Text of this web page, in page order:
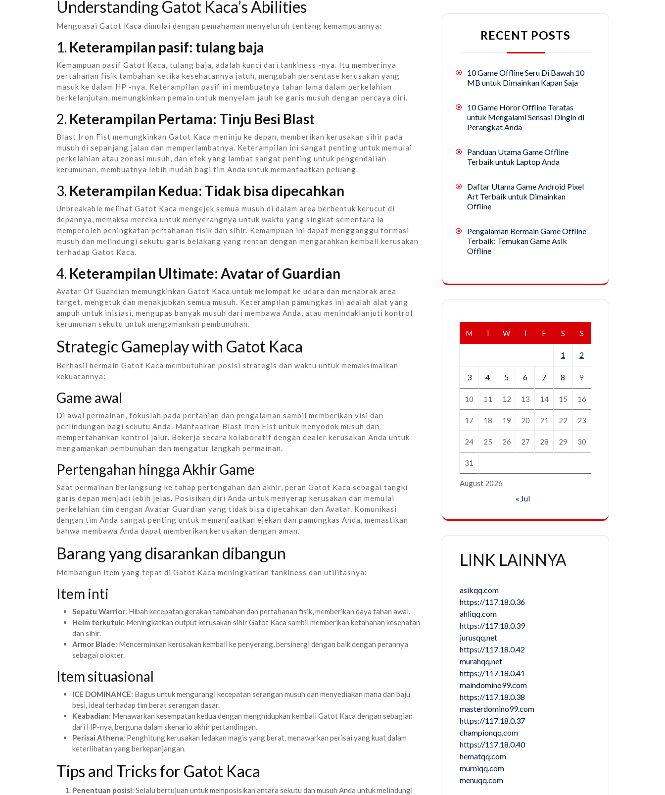
Understanding Gatot Kaca’s Abilities
Menguasai Gatot Kaca dimulai dengan pemahaman menyeluruh tentang kemampuannya:
1. Keterampilan pasif: tulang baja
Kemampuan pasif Gatot Kaca, tulang baja, adalah kunci dari tankiness -nya. Itu memberinya
pertahanan fisik tambahan ketika kesehatannya jatuh, mengubah persentase kerusakan yang
masuk ke dalam HP -nya. Keterampilan pasif ini membuatnya tahan lama dalam perkelahian
berkelanjutan, memungkinkan pemain untuk menyelam jauh ke garis musuh dengan percaya diri.
2. Keterampilan Pertama: Tinju Besi Blast
Blast Iron Fist memungkinkan Gatot Kaca meninju ke depan, memberikan kerusakan sihir pada
musuh di sepanjang jalan dan memperlambatnya. Keterampilan ini sangat penting untuk memulai
perkelahian atau zonasi musuh, dan efek yang lambat sangat penting untuk pengendalian
kerumunan, membuatnya lebih mudah bagi tim Anda untuk memanfaatkan peluang.
3. Keterampilan Kedua: Tidak bisa dipecahkan
Unbreakable melihat Gatot Kaca mengejek semua musuh di dalam area berbentuk kerucut di
depannya, memaksa mereka untuk menyerangnya untuk waktu yang singkat sementara ia
memperoleh peningkatan pertahanan fisik dan sihir. Kemampuan ini dapat mengganggu formasi
musuh dan melindungi sekutu garis belakang yang rentan dengan mengarahkan kembali kerusakan
terhadap Gatot Kaca.
4. Keterampilan Ultimate: Avatar of Guardian
Avatar Of Guardian memungkinkan Gatot Kaca untuk melompat ke udara dan menabrak area
target, mengetuk dan menakjubkan semua musuh. Keterampilan pamungkas ini adalah alat yang
ampuh untuk inisiasi, mengupas banyak musuh dari membawa Anda, atau menindaklanjuti kontrol
kerumunan sekutu untuk mengamankan pembunuhan.
Strategic Gameplay with Gatot Kaca
Berhasil bermain Gatot Kaca membutuhkan posisi strategis dan waktu untuk memaksimalkan
kekuatannya:
Game awal
Di awal permainan, fokuslah pada pertanian dan pengalaman sambil memberikan visi dan
perlindungan bagi sekutu Anda. Manfaatkan Blast Iron Fist untuk menyodok musuh dan
mempertahankan kontrol jalur. Bekerja secara kolaboratif dengan dealer kerusakan Anda untuk
mengamankan pembunuhan dan mengatur langkah permainan.
Pertengahan hingga Akhir Game
Saat permainan berlangsung ke tahap pertengahan dan akhir, peran Gatot Kaca sebagai tangki
garis depan menjadi lebih jelas. Posisikan diri Anda untuk menyerap kerusakan dan memulai
perkelahian tim dengan Avatar Guardian yang tidak bisa dipecahkan dan Avatar. Komunikasi
dengan tim Anda sangat penting untuk memanfaatkan ejekan dan pamungkas Anda, memastikan
bahwa membawa Anda dapat memberikan kerusakan dengan aman.
Barang yang disarankan dibangun
Membangun item yang tepat di Gatot Kaca meningkatkan tankiness dan utilitasnya:
Item inti
Sepatu Warrior: Hibah kecepatan gerakan tambahan dan pertahanan fisik, memberikan daya tahan awal.
Helm terkutuk: Meningkatkan output kerusakan sihir Gatot Kaca sambil memberikan ketahanan kesehatan
dan sihir.
Armor Blade: Mencerminkan kerusakan kembali ke penyerang, bersinergi dengan baik dengan perannya
sebagai olokter.
Item situasional
ICE DOMINANCE: Bagus untuk mengurangi kecepatan serangan musuh dan menyediakan mana dan baju
besi, ideal terhadap tim berat serangan dasar.
Keabadian: Menawarkan kesempatan kedua dengan menghidupkan kembali Gatot Kaca dengan sebagian
dari HP-nya, berguna dalam skenario akhir pertandingan.
Perisai Athena: Penghitung kerusakan ledakan magis yang berat, menawarkan perisai yang kuat dalam
keterlibatan yang berkepanjangan.
Tips and Tricks for Gatot Kaca
Penentuan posisi: Selalu bertujuan untuk memposisikan antara sekutu dan musuh Anda untuk melindungi
RECENT POSTS
10 Game Offline Seru Di Bawah 10
MB untuk Dimainkan Kapan Saja
10 Game Horor Offline Teratas
untuk Mengalami Sensasi Dingin di
Perangkat Anda
Panduan Utama Game Offline
Terbaik untuk Laptop Anda
Daftar Utama Game Android Pixel
Art Terbaik untuk Dimainkan
Offline
Pengalaman Bermain Game Offline
Terbaik: Temukan Game Asik
Offline
August 2026
M T W T F S S
1 2
3 4 5 6 7 8 9
10 11 12 13 14 15 16
17 18 19 20 21 22 23
24 25 26 27 28 29 30
31
« Jul
LINK LAINNYA
asikqq.com
https://117.18.0.36
ahliqq.com
https://117.18.0.39
jurusqq.net
https://117.18.0.42
murahqq.net
https://117.18.0.41
maindomino99.com
https://117.18.0.38
masterdomino99.com
https://117.18.0.37
championqq.com
https://117.18.0.40
hematqq.com
murniqq.com
menuqq.com